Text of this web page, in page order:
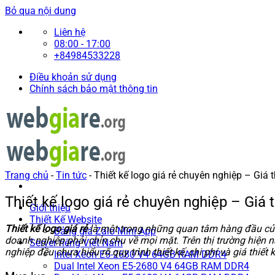
Bỏ qua nội dung
Liên hệ
08:00 - 17:00
+84984533228
Điều khoản sử dụng
Chính sách bảo mật thông tin
Giới thiệu
Thiết Kế Website
Bảng giá Zalo Mini App
Server riêng Việt Nam
Intel Xeon E5-2680 V4 64GB RAM DDR4
Dual Intel Xeon E5-2680 V4 64GB RAM DDR4
Trang chủ -Tin tức -Thiết kế logo giá rẻ chuyên nghiệp – Giá
Thiết kế logo giá rẻ chuyên nghiệp –
Thiết kế logo giá rẻlà một trong những quan tâm hàng đầu
doanh nghiệp phải chỉn chu về mọi mặt. Trên thị trường hiện
nghiệp đều chưa hiểu rõ quy trình thiết kế, chi phí và giá thiết